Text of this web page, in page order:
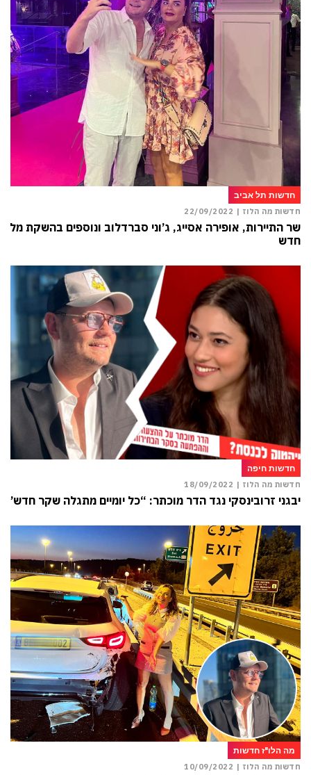
חדשות תל אביב
חדשות מה הלוז | 22/09/2022
שר התיירות, אופירה אסייג, ג’וני סברדלוב ונוספים בהשקת מלון
חדש
חדשות חיפה
חדשות מה הלוז | 18/09/2022
יבגני זרובינסקי נגד הדר מוכתר: “כל יומיים מתגלה שקר חדש”
מה הלו"ז חדשות
חדשות מה הלוז | 10/09/2022